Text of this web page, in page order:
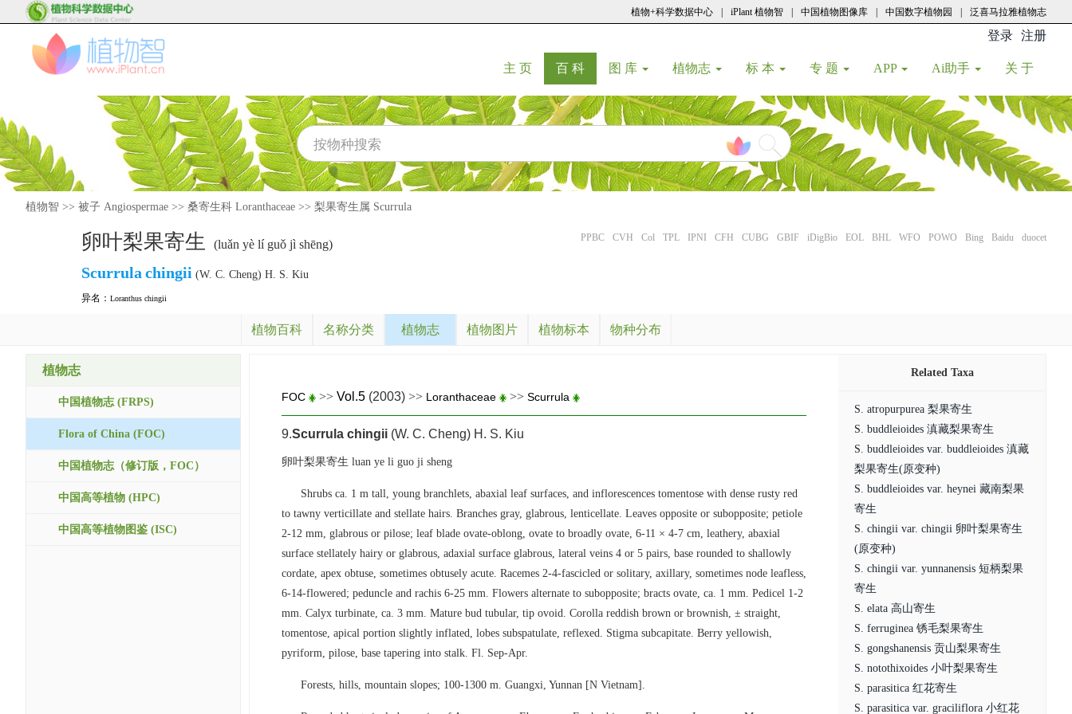
植物+科学数据中心 iPlant 植物智 中国植物图像库 中国数字植物园 泛喜马拉雅植物志
登录 注册
主 页(current)
百 科(current)
图 库 植物志 标 本 专 题 APP Ai助手 关 于
植物智 >> 被子 Angiospermae >> 桑寄生科 Loranthaceae >> 梨果寄生属 Scurrula
卵叶梨果寄生 (luǎn yè lí guǒ jì shēng) PPBC CVH Col TPL IPNI CFH CUBG GBIF iDigBio EOL BHL WFO POWO Bing Baidu duocet
Scurrula chingii (W. C. Cheng) H. S. Kiu
异名： Loranthus chingii
植物百科 名称分类 植物志 植物图片 植物标本 物种分布
植物志
中国植物志 (FRPS)
Flora of China (FOC)
中国植物志（修订版，FOC）
中国高等植物 (HPC)
中国高等植物图鉴 (ISC)
FOC >> Vol.5 (2003) >> Loranthaceae >> Scurrula
9.Scurrula chingii (W. C. Cheng) H. S. Kiu
卵叶梨果寄生 luan ye li guo ji sheng
Shrubs ca. 1 m tall, young branchlets, abaxial leaf surfaces, and inflorescences tomentose with dense rusty red
to tawny verticillate and stellate hairs. Branches gray, glabrous, lenticellate. Leaves opposite or subopposite; petiole
2-12 mm, glabrous or pilose; leaf blade ovate-oblong, ovate to broadly ovate, 6-11 × 4-7 cm, leathery, abaxial
surface stellately hairy or glabrous, adaxial surface glabrous, lateral veins 4 or 5 pairs, base rounded to shallowly
cordate, apex obtuse, sometimes obtusely acute. Racemes 2-4-fascicled or solitary, axillary, sometimes node leafless,
6-14-flowered; peduncle and rachis 6-25 mm. Flowers alternate to subopposite; bracts ovate, ca. 1 mm. Pedicel 1-2
mm. Calyx turbinate, ca. 3 mm. Mature bud tubular, tip ovoid. Corolla reddish brown or brownish, ± straight,
tomentose, apical portion slightly inflated, lobes subspatulate, reflexed. Stigma subcapitate. Berry yellowish,
pyriform, pilose, base tapering into stalk. Fl. Sep-Apr.
Forests, hills, mountain slopes; 100-1300 m. Guangxi, Yunnan [N Vietnam].
Related Taxa
S. atropurpurea 梨果寄生
S. buddleioides 滇藏梨果寄生
S. buddleioides var. buddleioides 滇藏
梨果寄生(原变种)
S. buddleioides var. heynei 藏南梨果
寄生
S. chingii var. chingii 卵叶梨果寄生
(原变种)
S. chingii var. yunnanensis 短柄梨果
寄生
S. elata 高山寄生
S. ferruginea 锈毛梨果寄生
S. gongshanensis 贡山梨果寄生
S. notothixoides 小叶梨果寄生
S. parasitica 红花寄生
S. parasitica var. graciliflora 小红花